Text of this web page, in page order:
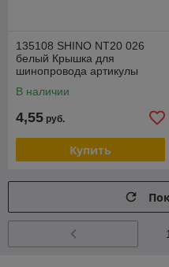
135108 SHINO NT20 026
белый Крышка для
шинопровода артикулы
В наличии
4,55 руб.
Купить
1